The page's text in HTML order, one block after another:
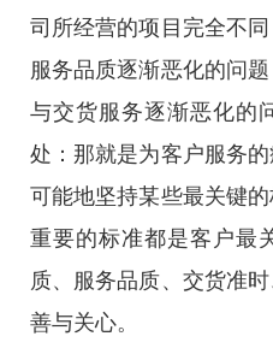
司所经营的项目完全不
服务品质逐渐恶化的问
与交货服务逐渐恶化的
处：那就是为客户服务
可能地坚持某些最关键
重要的标准都是客户最
质、服务品质、交货准
善与关心。